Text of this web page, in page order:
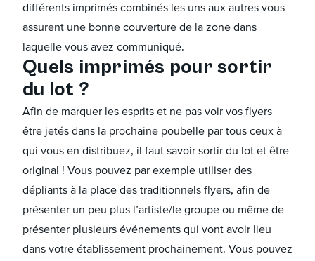
différents imprimés combinés les uns aux autres vous
assurent une bonne couverture de la zone dans
laquelle vous avez communiqué.
Quels imprimés pour sortir
du lot ?
Afin de marquer les esprits et ne pas voir vos flyers
être jetés dans la prochaine poubelle par tous ceux à
qui vous en distribuez, il faut savoir sortir du lot et être
original ! Vous pouvez par exemple utiliser des
dépliants à la place des traditionnels flyers, afin de
présenter un peu plus l’artiste/le groupe ou même de
présenter plusieurs événements qui vont avoir lieu
dans votre établissement prochainement. Vous pouvez